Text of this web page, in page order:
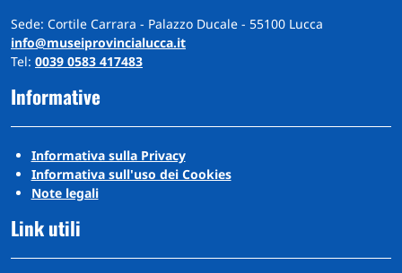
Sede: Cortile Carrara - Palazzo Ducale - 55100 Lucca
info@museiprovincialucca.it
Tel: 0039 0583 417483
Informative
Informativa sulla Privacy
Informativa sull'uso dei Cookies
Note legali
Link utili